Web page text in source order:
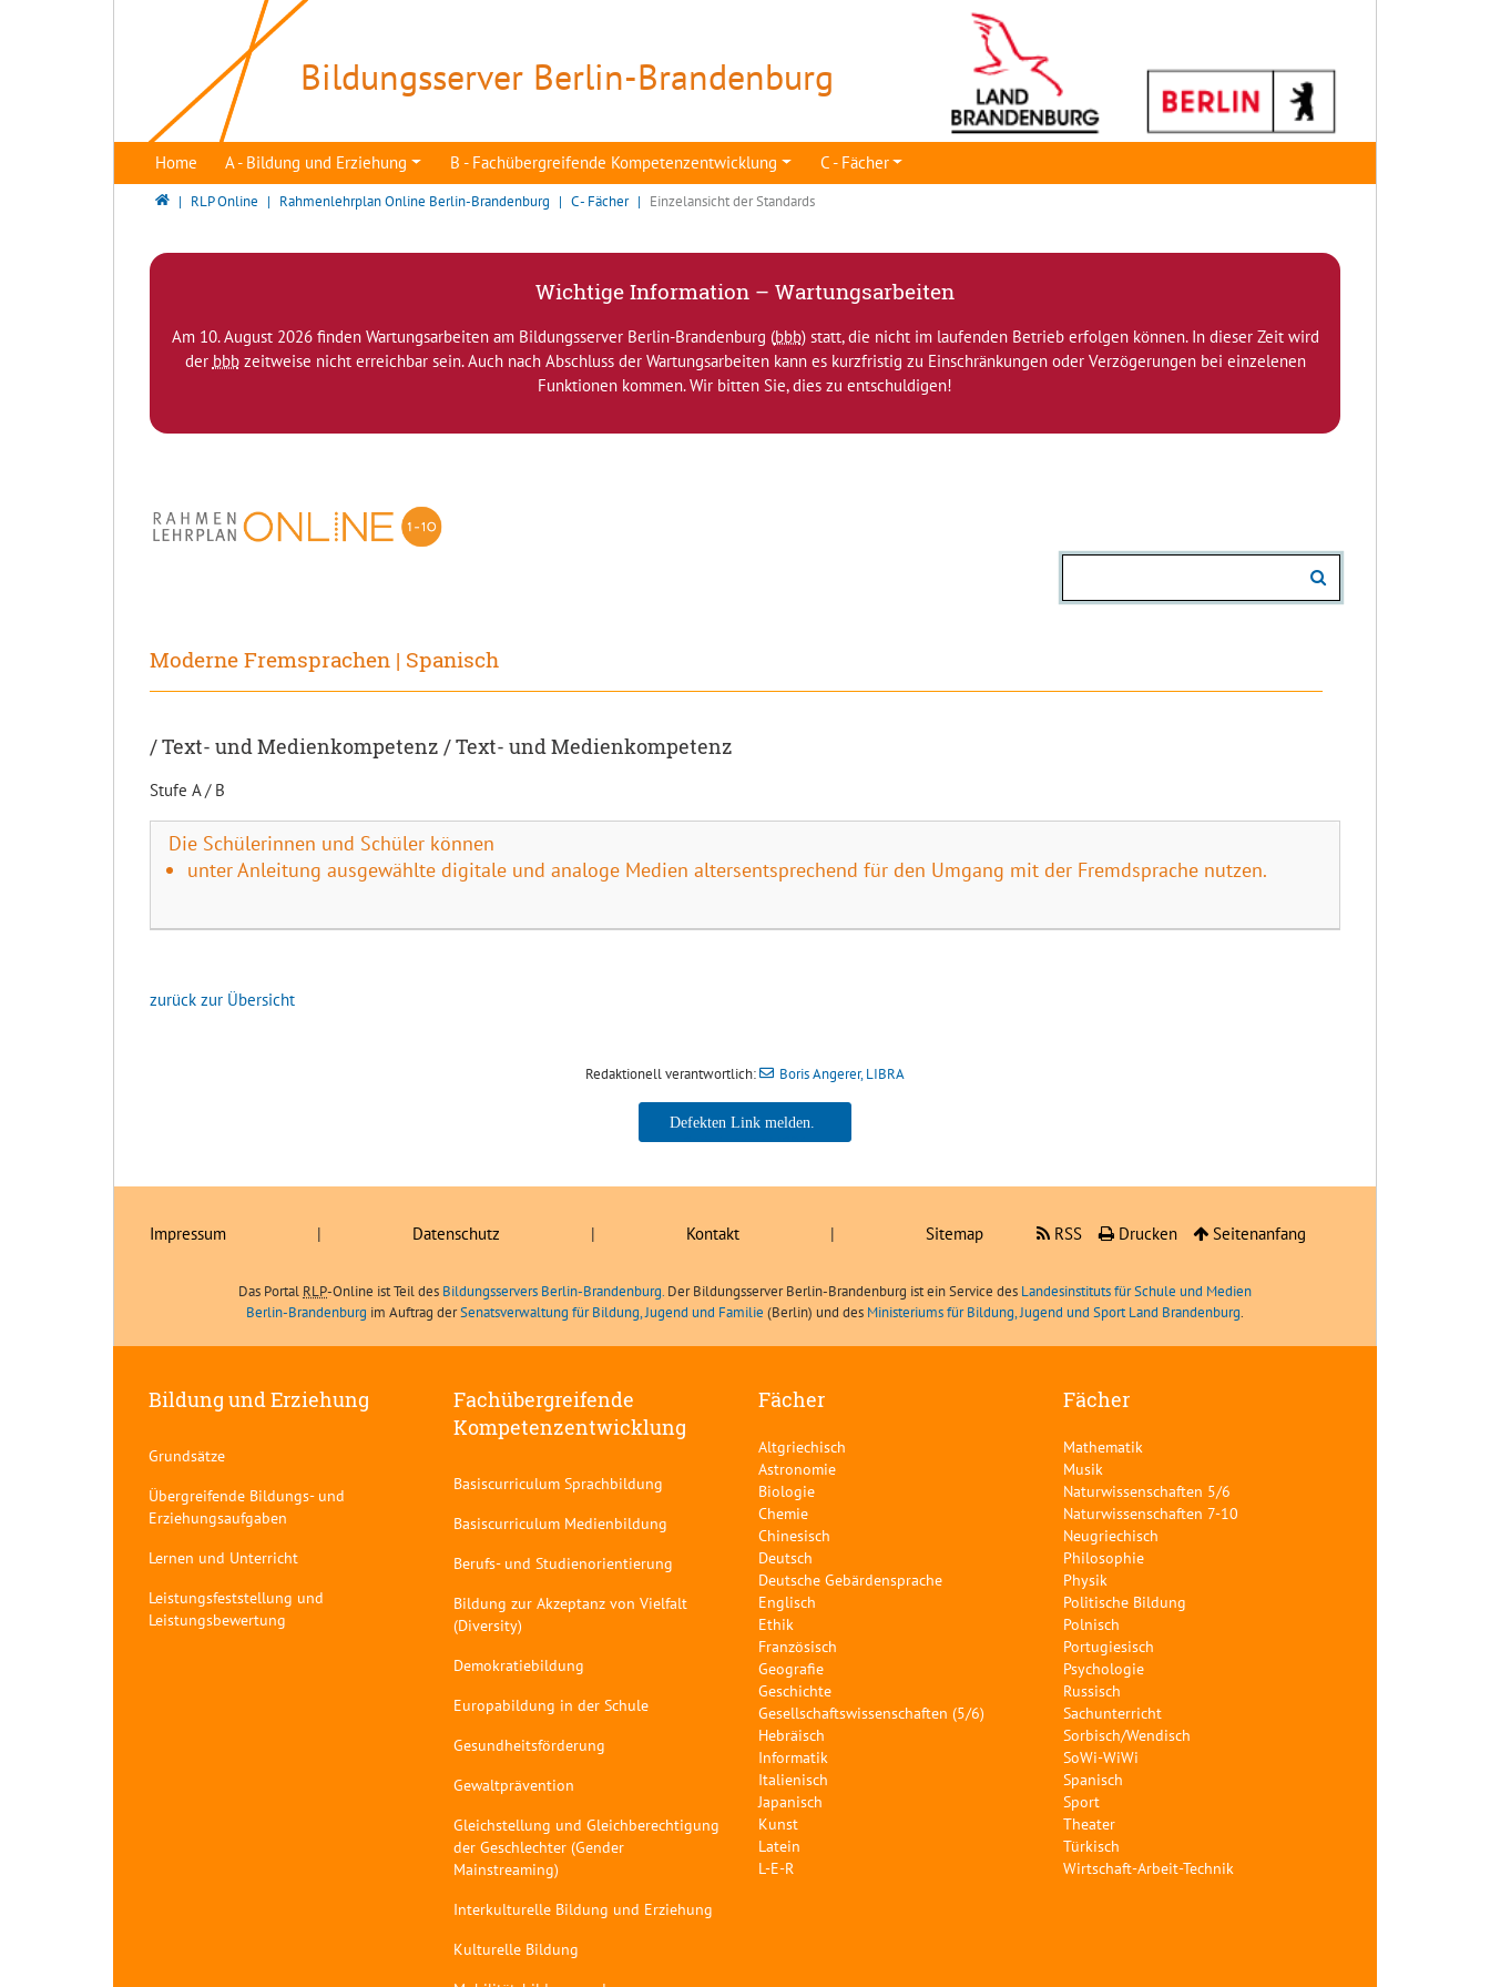
Bildungsserver Berlin-Brandenburg
Home A - Bildung und Erziehung B - Fachübergreifende Kompetenzentwicklung C - Fächer
Bildungsserver Berlin - Brandenburg
RLP Online Rahmenlehrplan Online Berlin-Brandenburg C - Fächer Einzelansicht der Standards
Wichtige Information – Wartungsarbeiten
Am 10. August 2026 finden Wartungsarbeiten am Bildungsserver Berlin-Brandenburg (bbb) statt, die nicht im laufenden Betrieb erfolgen können. In dieser Zeit wird
der bbbzeitweise nicht erreichbar sein. Auch nach Abschluss der Wartungsarbeiten kann es kurzfristig zu Einschränkungen oder Verzögerungen bei einzelenen
Funktionen kommen. Wir bitten Sie, dies zu entschuldigen!
Moderne Fremsprachen | Spanisch
/ Text- und Medienkompetenz / Text- und Medienkompetenz
Stufe A / B
Die Schülerinnen und Schüler können
unter Anleitung ausgewählte digitale und analoge Medien altersentsprechend für den Umgang mit der Fremdsprache nutzen.
zurück zur Übersicht
Redaktionell verantwortlich: Boris Angerer, LIBRA
Boris Angerer, LIBRA
Impressum | Datenschutz | Kontakt | Sitemap RSS Drucken Seitenanfang
Das Portal RLP-Online ist Teil des Bildungsservers Berlin-Brandenburg. Der Bildungsserver Berlin-Brandenburg ist ein Service des Landesinstituts für Schule und Medien
Berlin-Brandenburg im Auftrag derSenatsverwaltung für Bildung, Jugend und Familie (Berlin) und des Ministeriums für Bildung, Jugend und Sport Land Brandenburg.
Bildung und Erziehung
Grundsätze
Übergreifende Bildungs- und
Erziehungsaufgaben
Lernen und Unterricht
Leistungsfeststellung und
Leistungsbewertung
Fachübergreifende
Kompetenzentwicklung
Basiscurriculum Sprachbildung
Basiscurriculum Medienbildung
Berufs- und Studienorientierung
Bildung zur Akzeptanz von Vielfalt
(Diversity)
Demokratiebildung
Europabildung in der Schule
Gesundheitsförderung
Gewaltprävention
Gleichstellung und Gleichberechtigung
der Geschlechter (Gender
Mainstreaming)
Interkulturelle Bildung und Erziehung
Kulturelle Bildung
Fächer
Altgriechisch
Astronomie
Biologie
Chemie
Chinesisch
Deutsch
Deutsche Gebärdensprache
Englisch
Ethik
Französisch
Geografie
Geschichte
Gesellschaftswissenschaften (5/6)
Hebräisch
Informatik
Italienisch
Japanisch
Kunst
Latein
L-E-R
Fächer
Mathematik
Musik
Naturwissenschaften 5/6
Naturwissenschaften 7-10
Neugriechisch
Philosophie
Physik
Politische Bildung
Polnisch
Portugiesisch
Psychologie
Russisch
Sachunterricht
Sorbisch/Wendisch
SoWi-WiWi
Spanisch
Sport
Theater
Türkisch
Wirtschaft-Arbeit-Technik